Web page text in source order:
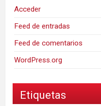
Acceder
Feed de entradas
Feed de comentarios
WordPress.org
Etiquetas